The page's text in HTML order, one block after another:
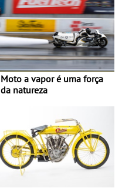
Moto a vapor é uma força
da natureza